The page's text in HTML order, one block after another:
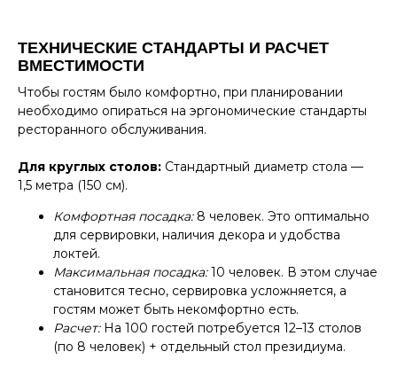
ТЕХНИЧЕСКИЕ СТАНДАРТЫ И РАСЧЕТ
ВМЕСТИМОСТИ
Чтобы гостям было комфортно, при планировании
необходимо опираться на эргономические стандарты
ресторанного обслуживания.
Для круглых столов: Стандартный диаметр стола —
1,5 метра (150 см).
Комфортная посадка: 8 человек. Это оптимально
для сервировки, наличия декора и удобства
локтей.
Максимальная посадка:10 человек. В этом случае
становится тесно, сервировка усложняется, а
гостям может быть некомфортно есть.
Расчет: На 100 гостей потребуется 12–13 столов
(по 8 человек) + отдельный стол президиума.